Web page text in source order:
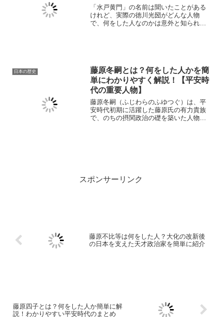
「水戸黄門」の名前は聞いたことがある
けれど、実際の徳川光圀がどんな人物
で、何をした人なのかは意外と知られて
日本の歴史
藤原冬嗣とは？何をした人かを簡
単にわかりやすく解説！【平安時
代の重要人物】
藤原冬嗣（ふじわらのふゆつぐ）は、平
安時代初期に活躍した藤原氏の有力貴族
で、のちの摂関政治の礎を築いた人物で
スポンサーリンク
藤原不比等は何をした人？大化の改新後
の日本を支えた天才政治家を簡単に紹介
藤原四子とは？何をした人か簡単に解
説！わかりやすい平安時代のまとめ